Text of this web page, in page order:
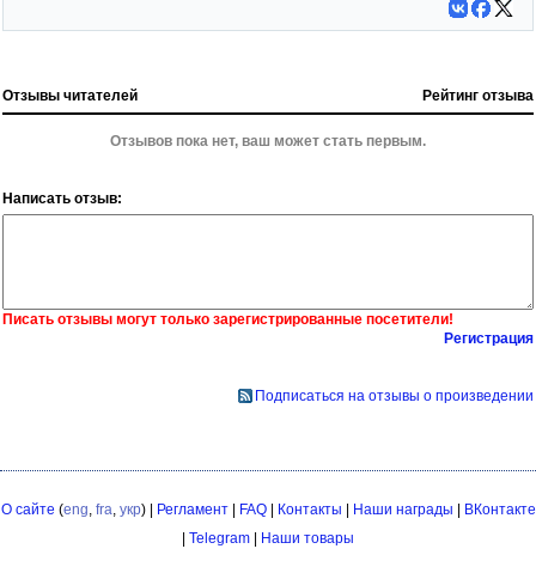
Отзывы читателей Рейтинг отзыва
Отзывов пока нет, ваш может стать первым.
Написать отзыв:
Писать отзывы могут только зарегистрированные посетители!
Регистрация
Подписаться на отзывы о произведении
О сайте (eng fra укр) | Регламент| FAQ| Контакты | Наши награды | ВКонтакте
| Telegram | Наши товары